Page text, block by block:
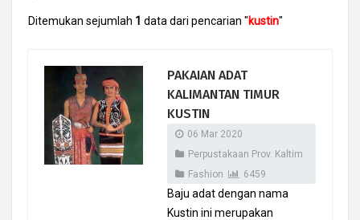
Ditemukan sejumlah 1 data dari pencarian "kustin"
PAKAIAN ADAT
KALIMANTAN TIMUR
KUSTIN
06 Mar 2020
Perpustakaan Prov. Kaltim
Fashion
6459
Baju adat dengan nama
Kustin ini merupakan